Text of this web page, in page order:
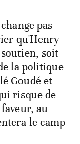
pas
qu'Henry
soit
la politique
Goudé et
risque de
au
le camp